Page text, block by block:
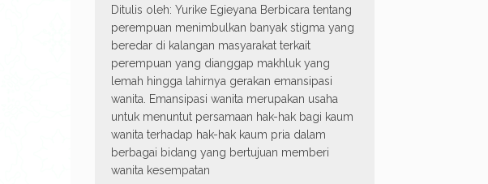
Ditulis oleh: Yurike Egieyana Berbicara tentang
perempuan menimbulkan banyak stigma yang
beredar di kalangan masyarakat terkait
perempuan yang dianggap makhluk yang
lemah hingga lahirnya gerakan emansipasi
wanita. Emansipasi wanita merupakan usaha
untuk menuntut persamaan hak-hak bagi kaum
wanita terhadap hak-hak kaum pria dalam
berbagai bidang yang bertujuan memberi
wanita kesempatan